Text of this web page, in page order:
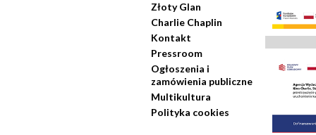
Złoty Glan
Charlie Chaplin
Kontakt
Pressroom
Ogłoszenia i
zamówienia publiczne
Multikultura
Polityka cookies